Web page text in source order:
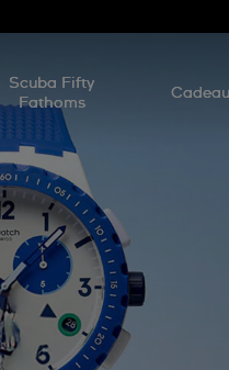
Scuba Fifty
Fathoms